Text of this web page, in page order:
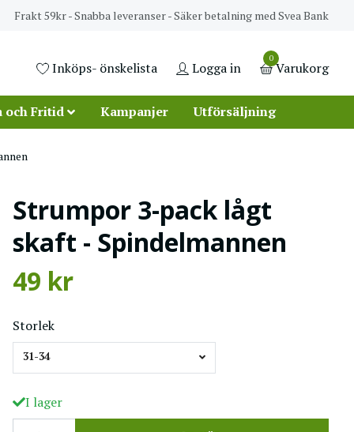
Frakt 59kr - Snabba leveranser - Säker betalning med Svea Bank
Inköps- önskelista Logga in
0
Varukorg
och Fritid Kampanjer Utförsäljning
Strumpor 3-pack lågt
skaft - Spindelmannen
49 kr
Storlek
31-34
I lager